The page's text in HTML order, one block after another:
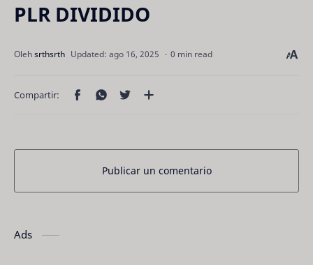
PLR DIVIDIDO
0 min read
Publicar un comentario
Ads